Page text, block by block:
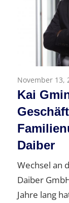
November 13,
Kai
Daiber
Wechsel an
Daiber
Jahre lang